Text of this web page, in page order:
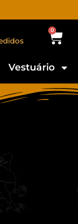
0
Vestuário